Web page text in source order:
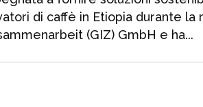
di caffè in Etiopia durante
(GIZ) GmbH e ha